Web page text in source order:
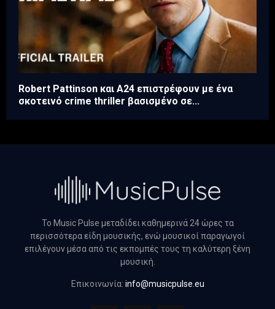
Robert Pattinson και A24 επιστρέφουν με ένα
σκοτεινό crime thriller βασισμένο σε...
Το Music Pulse μεταδίδει καθημερινά 24 ώρες τα
περισσότερα είδη μουσικής, ενώ μουσικοί παραγωγοί
επιλέγουν μέσα από τις εκπομπές τους τη καλύτερη ξένη
μουσική.
Επικοινωνία: info@musicpulse.eu